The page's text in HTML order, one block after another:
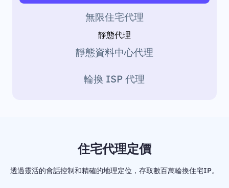
無限住宅代理
靜態代理
靜態資料中心代理
輪換 ISP 代理
住宅代理定價
透過靈活的會話控制和精確的地理定位，存取數百萬輪換住宅IP。